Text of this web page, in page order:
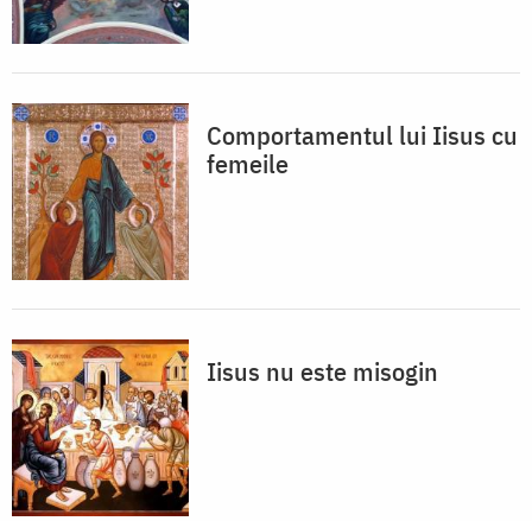
Comportamentul lui Iisus cu
femeile
Iisus nu este misogin